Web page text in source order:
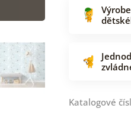
Katalogové